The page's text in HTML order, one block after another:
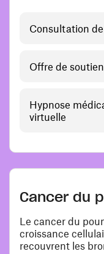
Consultation
Offre de
Hypnose
virtuelle
Cancer du
Le cancer du
croissance
recouvrent les